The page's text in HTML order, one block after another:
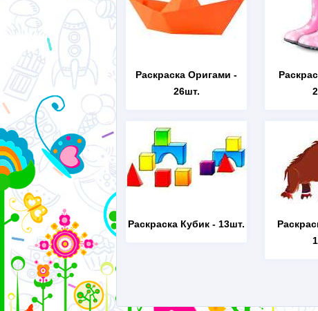
Раскраска Оригами -
26шт.
Раскраска Кубик - 13шт.